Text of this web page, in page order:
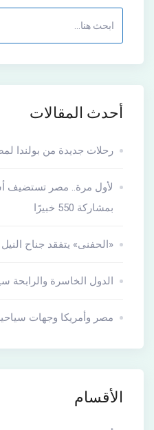
أحدث المقالات
رحلات جديدة من بولندا
لأول مرة.. مصر تستضيف
بمشاركة 550 خبيرًا
«الحفنى» يتفقد جناح
الدول الخاسرة والرابحة سياحيًا
مصر وأمريكا وجهات سياحية
الأقسام